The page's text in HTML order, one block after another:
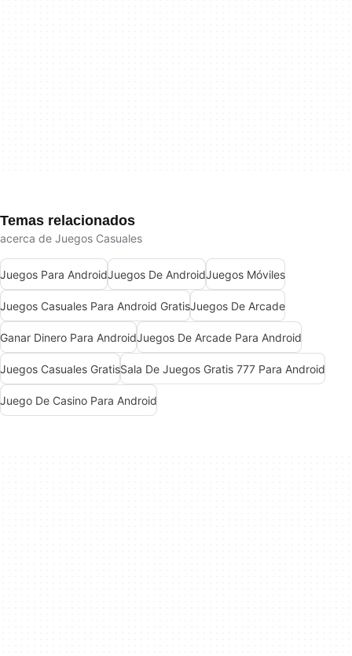
Temas relacionados
acerca de Juegos Casuales
Juegos Para AndroidJuegos De AndroidJuegos Móviles
Juegos Casuales Para Android GratisJuegos De Arcade
Ganar Dinero Para AndroidJuegos De Arcade Para Android
Juegos Casuales GratisSala De Juegos Gratis 777 Para Android
Juego De Casino Para Android